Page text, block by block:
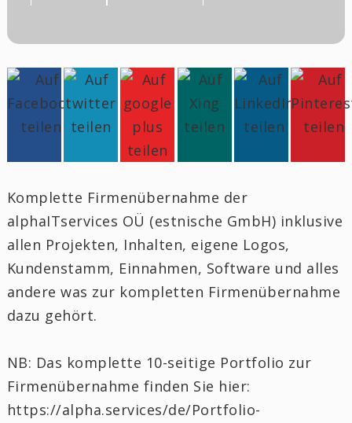
Komplette Firmenübernahme der
alphaITservices OÜ (estnische GmbH) inklusive
allen Projekten, Inhalten, eigene Logos,
Kundenstamm, Einnahmen, Software und alles
andere was zur kompletten Firmenübernahme
dazu gehört.
NB: Das komplette 10-seitige Portfolio zur
Firmenübernahme finden Sie hier:
https://alpha.services/de/Portfolio-